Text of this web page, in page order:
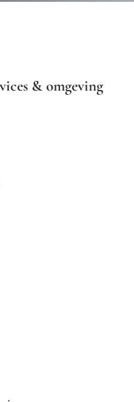
& omgeving